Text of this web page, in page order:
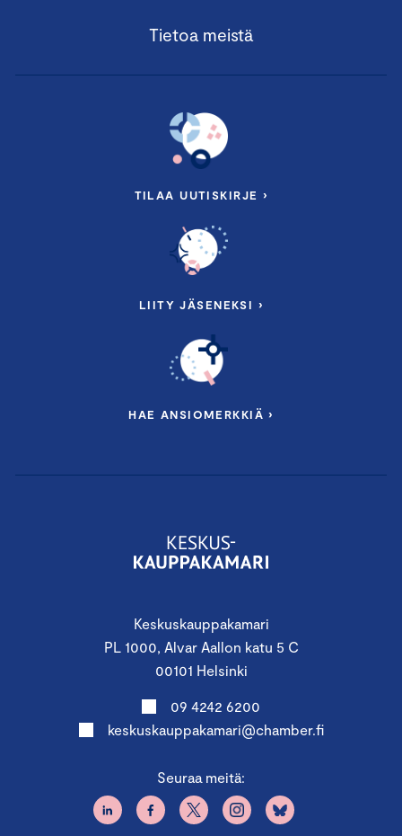
Keskuskauppakamari
PL 1000, Alvar Aallon katu 5 C
00101 Helsinki
09 4242 6200
keskuskauppakamari@chamber.fi
Seuraa meitä:
Tietoa meistä
TILAA UUTISKIRJE ›
LIITY JÄSENEKSI ›
HAE ANSIOMERKKIÄ ›